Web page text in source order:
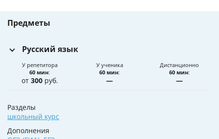
Предметы
Русский язык
У репетитора
60 мин:
от 300руб.
У ученика
60 мин:
—
Дистанционно
60 мин:
—
Разделы
школьный курс
Дополнения